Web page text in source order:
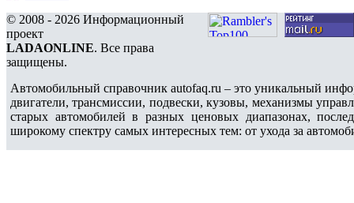
© 2008 - 2026 Информационный
проект
LADAONLINE. Все права
защищены.
Автомобильный справочник autofaq.ru – это уникальный
двигатели, трансмиссии, подвески, кузовы, механизмы
старых автомобилей в разных ценовых диапазонах,
широкому спектру самых интересных тем: от ухода за